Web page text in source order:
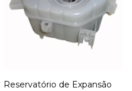
Reservatório de Expansão